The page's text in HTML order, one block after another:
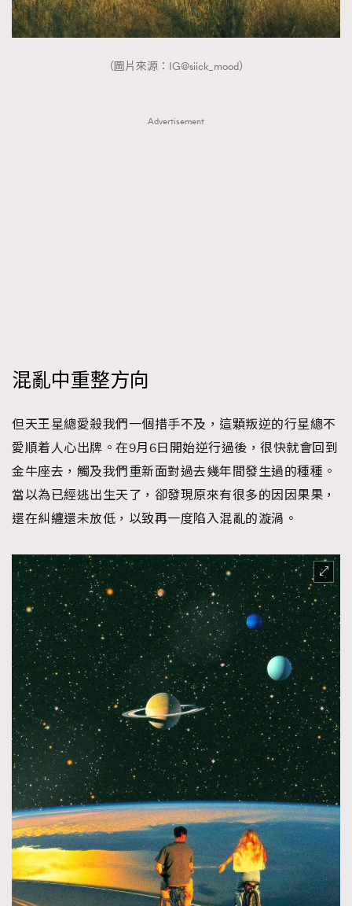
（圖片來源：IG@siick_mood）
Advertisement
混亂中重整方向
但天王星總愛殺我們一個措手不及，這顆叛逆的行星總不
愛順着人心出牌。在9月6日開始逆行過後，很快就會回到
金牛座去，觸及我們重新面對過去幾年間發生過的種種。
當以為已經逃出生天了，卻發現原來有很多的因因果果，
還在糾纏還未放低，以致再一度陷入混亂的漩渦。